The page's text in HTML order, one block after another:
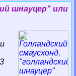
шнауцер" или